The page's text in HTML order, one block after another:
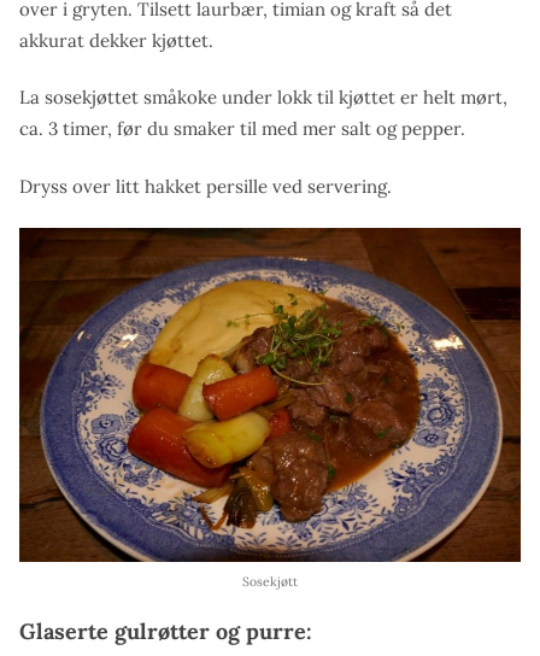
over i gryten. Tilsett laurbær, timian og kraft så det
akkurat dekker kjøttet.
La sosekjøttet småkoke under lokk til kjøttet er helt mørt,
ca. 3 timer, før du smaker til med mer salt og pepper.
Dryss over litt hakket persille ved servering.
Sosekjøtt
Glaserte gulrøtter og purre: